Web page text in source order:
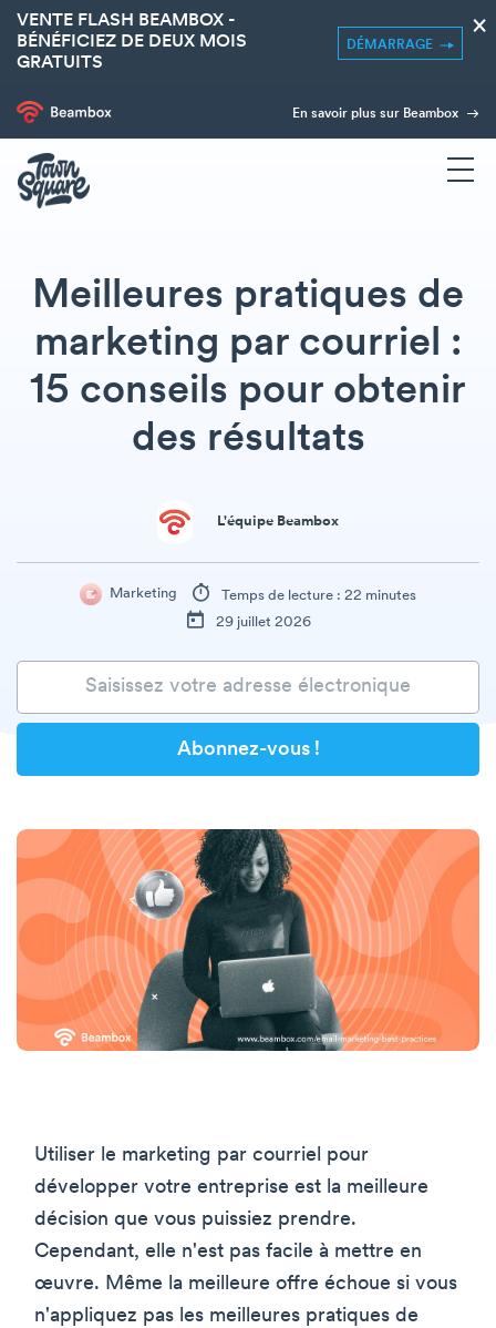
VENTE FLASH BEAMBOX -
BÉNÉFICIEZ DE DEUX MOIS
GRATUITS
DÉMARRAGE
×
En savoir plus sur Beambox
Meilleures pratiques de
marketing par courriel :
15 conseils pour obtenir
des résultats
L'équipe Beambox
Marketing
Temps de lecture : 22 minutes
29 juillet 2026
Utiliser le marketing par courriel pour
développer votre entreprise est la meilleure
décision que vous puissiez prendre.
Cependant, elle n'est pas facile à mettre en
œuvre. Même la meilleure offre échoue si vous
n'appliquez pas les meilleures pratiques de